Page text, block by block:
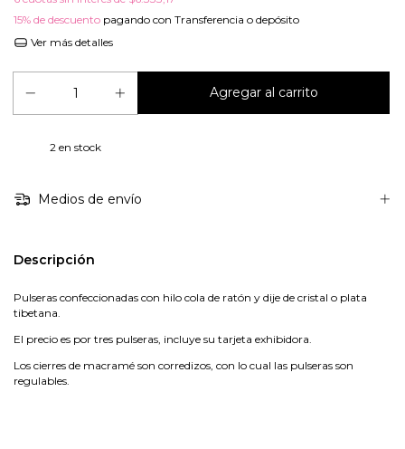
15% de descuento pagando con Transferencia o depósito
Ver más detalles
2 en stock
Medios de envío
Descripción
Pulseras confeccionadas con hilo cola de ratón y dije de cristal o plata
tibetana.
El precio es por tres pulseras, incluye su tarjeta exhibidora.
Los cierres de macramé son corredizos, con lo cual las pulseras son
regulables.